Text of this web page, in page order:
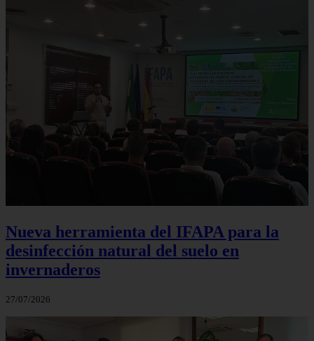
Nueva herramienta del IFAPA para la
desinfección natural del suelo en
invernaderos
27/07/2026